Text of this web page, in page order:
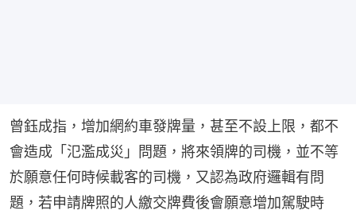
曾鈺成指，增加網約車發牌量，甚至不設上限，都不
會造成「氾濫成災」問題，將來領牌的司機，並不等
於願意任何時候載客的司機，又認為政府邏輯有問
題，若申請牌照的人繳交牌費後會願意增加駕駛時